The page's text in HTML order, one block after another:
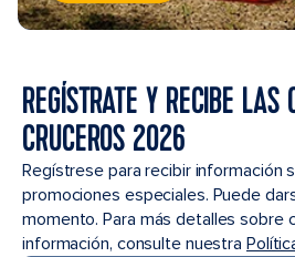
REGÍSTRATE Y RECIBE LAS
CRUCEROS 2026
Regístrese para recibir información
promociones especiales. Puede
momento. Para más detalles sobre
información, consulte nuestra